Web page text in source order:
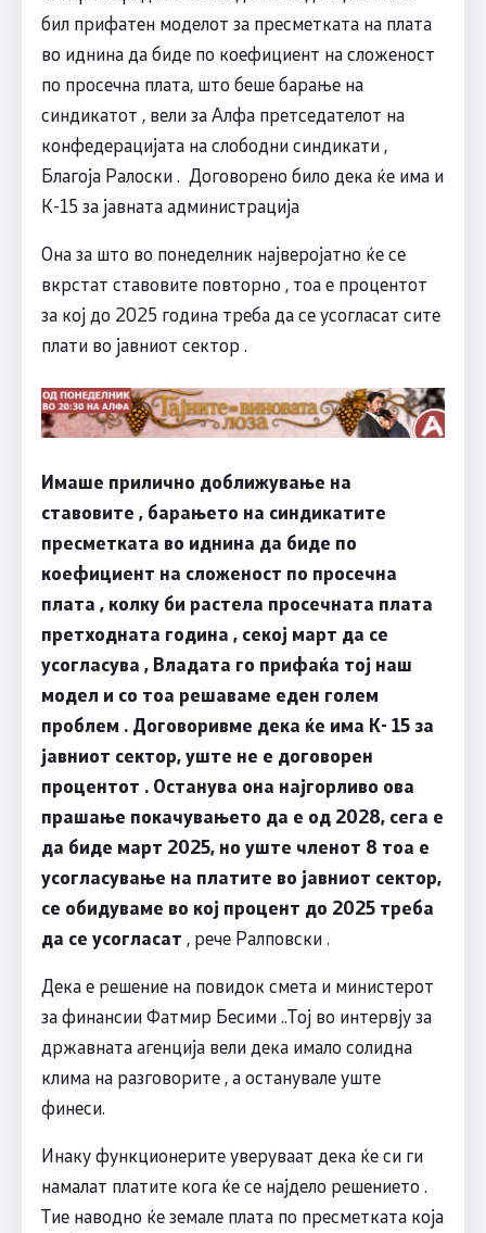
бил прифатен моделот за пресметката на плата
во иднина да биде по коефициент на сложеност
по просечна плата, што беше барање на
синдикатот , вели за Алфа претседателот на
конфедерацијата на слободни синдикати ,
Благоја Ралоски . Договорено било дека ќе има и
К-15 за јавната администрација
Она за што во понеделник најверојатно ќе се
вкрстат ставовите повторно , тоа е процентот
за кој до 2025 година треба да се усогласат сите
плати во јавниот сектор .
Имаше прилично доближување на
ставовите , барањето на синдикатите
пресметката во иднина да биде по
коефициент на сложеност по просечна
плата , колку би растела просечната плата
претходната година , секој март да се
усогласува , Владата го прифаќа тој наш
модел и со тоа решаваме еден голем
проблем . Договоривме дека ќе има К- 15 за
јавниот сектор, уште не е договорен
процентот . Останува она најгорливо ова
прашање покачувањето да е од 2028, сега е
да биде март 2025, но уште членот 8 тоа е
усогласување на платите во јавниот сектор,
се обидуваме во кој процент до 2025 треба
да се усогласат , рече Ралповски .
Дека е решение на повидок смета и министерот
за финансии Фатмир Бесими ..Тој во интервју за
државната агенција вели дека имало солидна
клима на разговорите , а останувале уште
финеси.
Инаку функционерите уверуваат дека ќе си ги
намалат платите кога ќе се најдело решението .
Тие наводно ќе земале плата по пресметката која